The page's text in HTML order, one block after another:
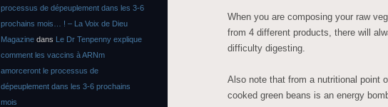
When you are composing your raw
from 4 different products, there will
difficulty digesting.
Also note that from a nutritional point
cooked green beans is an energy
processus de dépeuplement dans les 3-6
prochains mois… ! – La Voix de Dieu
Magazine dans Le Dr Tenpenny explique
comment les vaccins à ARNm
amorceront le processus de
dépeuplement dans les 3-6 prochains
mois